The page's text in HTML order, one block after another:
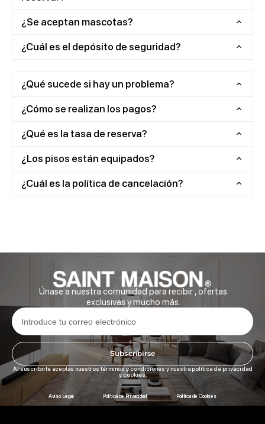
¿Se aceptan mascotas?
¿Cuál es el depósito de seguridad?
¿Qué sucede si hay un problema?
¿Cómo se realizan los pagos?
¿Qué es la tasa de reserva?
¿Los pisos están equipados?
¿Cuál es la política de cancelación?
Únase a nuestra comunidad para recibir , ofertas
exclusivas y mucho más.
Subscribirse
Al suscribirte aceptas nuestros términos y condiciones y nuestra política de privacidad
y cookies.
Aviso Legal Política de Privacidad Política de Cookies